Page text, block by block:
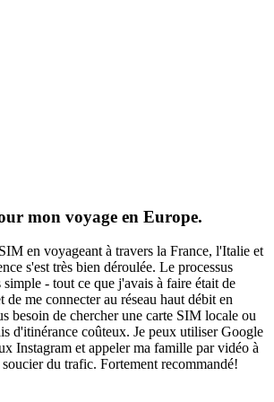
mon voyage en Europe.
en voyageant à travers la France, l'Italie et
s'est très bien déroulée. Le processus
- tout ce que j'avais à faire était de
de me connecter au réseau haut débit en
besoin de chercher une carte SIM locale ou
d'itinérance coûteux. Je peux utiliser Google
Instagram et appeler ma famille par vidéo à
du trafic. Fortement recommandé!